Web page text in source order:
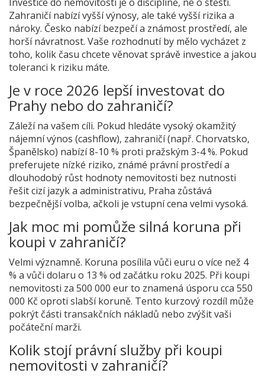
Zahraničí nabízí vyšší výnosy, ale také vyšší rizika a
nároky. Česko nabízí bezpečí a známost prostředí, ale
horší návratnost. Vaše rozhodnutí by mělo vycházet z
toho, kolik času chcete věnovat správě investice a jakou
toleranci k riziku máte.
Je v roce 2026 lepší investovat do
Prahy nebo do zahraničí?
Záleží na vašem cíli. Pokud hledáte vysoký okamžitý
nájemní výnos (cashflow), zahraničí (např. Chorvatsko,
Španělsko) nabízí 8-10 % proti pražským 3-4 %. Pokud
preferujete nízké riziko, známé právní prostředí a
dlouhodobý růst hodnoty nemovitosti bez nutnosti
řešit cizí jazyk a administrativu, Praha zůstává
bezpečnější volba, ačkoli je vstupní cena velmi vysoká.
Jak moc mi pomůže silná koruna při
koupi v zahraničí?
Velmi významně. Koruna posílila vůči euru o více než 4
% a vůči dolaru o 13 % od začátku roku 2025. Při koupi
nemovitosti za 500 000 eur to znamená úsporu cca 550
000 Kč oproti slabší koruně. Tento kurzový rozdíl může
pokrýt části transakčních nákladů nebo zvýšit vaši
počáteční marži.
Kolik stojí právní služby při koupi
nemovitosti v zahraničí?